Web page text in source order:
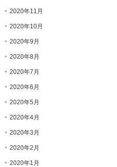
2020年11月
2020年10月
2020年9月
2020年8月
2020年7月
2020年6月
2020年5月
2020年4月
2020年3月
2020年2月
2020年1月